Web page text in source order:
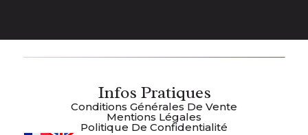
Infos Pratiques
Conditions Générales De Vente
Mentions Légales
Politique De Confidentialité